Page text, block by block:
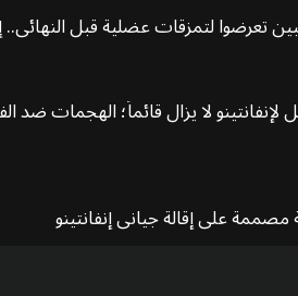
تعرضوا لتمزقات عضلية قبل النهائي..
لا يزال قائماً؛ الهجمات ضد
مصممة على إقالة جياني إنفانتينو